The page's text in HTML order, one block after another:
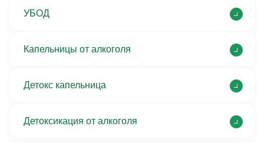
УБОД
Капельницы от алкоголя
Детокс капельница
Детоксикация от алкоголя